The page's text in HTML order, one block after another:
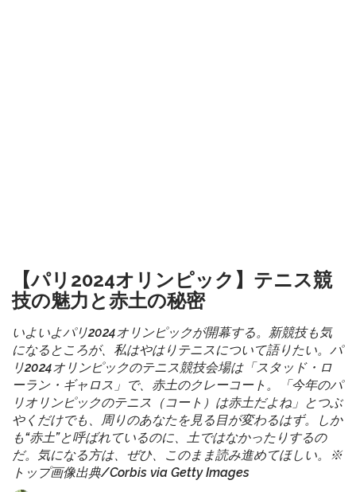
【パリ2024オリンピック】テニス競
技の魅力と赤土の秘密
いよいよパリ2024オリンピックが開幕する。新競技も気
になるところが、私はやはりテニスについて語りたい。パ
リ2024オリンピックのテニス競技会場は「スタッド・ロ
ーラン・ギャロス」で、赤土のクレーコート。「今年のパ
リオリンピックのテニス（コート）は赤土だよね」とつぶ
やくだけでも、周りのあなたを見る目が変わるはず。しか
も“赤土”と呼ばれているのに、土ではなかったりするの
だ。気になる方は、ぜひ、このまま読み進めてほしい。※
トップ画像出典/Corbis via Getty Images